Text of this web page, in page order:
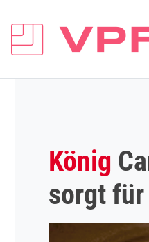
König
sorgt für